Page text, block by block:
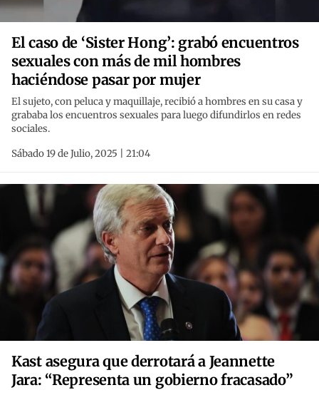
El caso de ‘Sister Hong’: grabó encuentros
sexuales con más de mil hombres
haciéndose pasar por mujer
El sujeto, con peluca y maquillaje, recibió a hombres en su casa y
grababa los encuentros sexuales para luego difundirlos en redes
sociales.
Sábado 19 de Julio, 2025 | 21:04
Kast asegura que derrotará a Jeannette
Jara: “Representa un gobierno fracasado”